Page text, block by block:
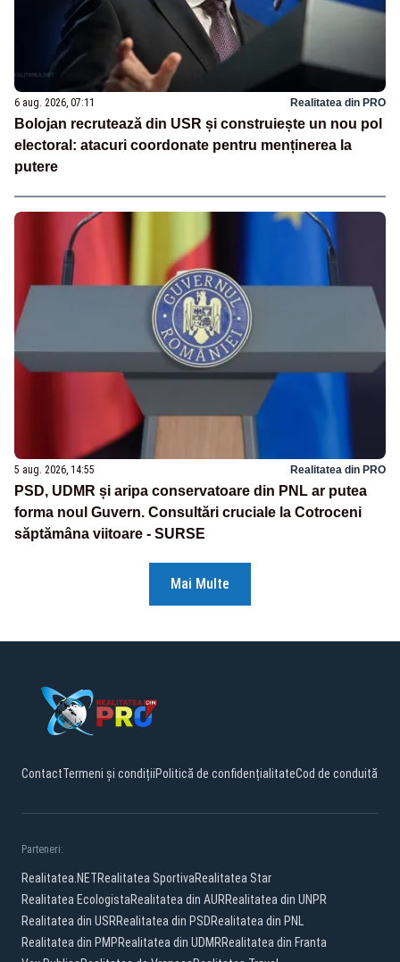
6 aug. 2026, 07:11 Realitatea din PRO
Bolojan recrutează din USR și construiește un nou pol
electoral: atacuri coordonate pentru menținerea la
putere
5 aug. 2026, 14:55 Realitatea din PRO
PSD, UDMR și aripa conservatoare din PNL ar putea
forma noul Guvern. Consultări cruciale la Cotroceni
săptămâna viitoare - SURSE
Mai Multe
ContactTermeni și condițiiPolitică de confidențialitateCod de conduită
Parteneri:
Realitatea.NETRealitatea SportivaRealitatea Star
Realitatea EcologistaRealitatea din AURRealitatea din UNPR
Realitatea din USRRealitatea din PSDRealitatea din PNL
Realitatea din PMPRealitatea din UDMRRealitatea din Franta